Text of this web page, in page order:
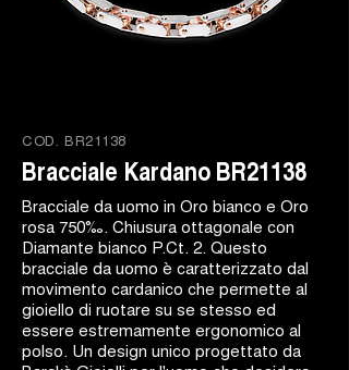
COD. BR21138
Bracciale Kardano BR21138
Bracciale da uomo in Oro bianco e Oro
rosa 750‰. Chiusura ottagonale con
Diamante bianco P.Ct. 2. Questo
bracciale da uomo è caratterizzato dal
movimento cardanico che permette al
gioiello di ruotare su se stesso ed
essere estremamente ergonomico al
polso. Un design unico progettato da